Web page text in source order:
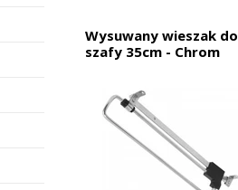
Wysuwany wieszak do
szafy 35cm - Chrom